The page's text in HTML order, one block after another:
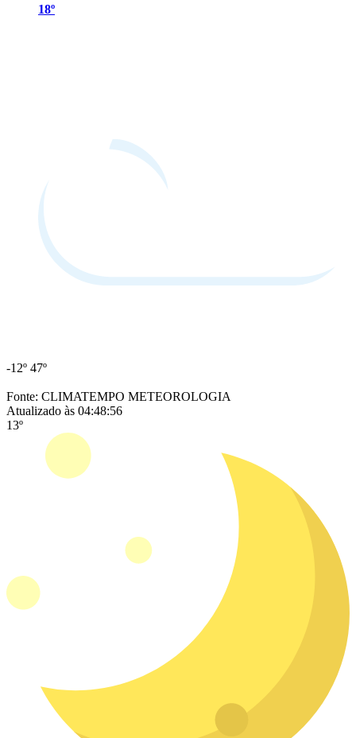
18º
-12º 47º
Fonte: CLIMATEMPO METEOROLOGIA
Atualizado às 04:48:56
13º